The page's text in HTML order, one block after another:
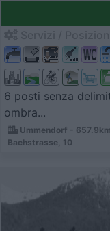
6 posti senza
ombra...
Ummendorf - 657.9km
Bachstrasse, 10